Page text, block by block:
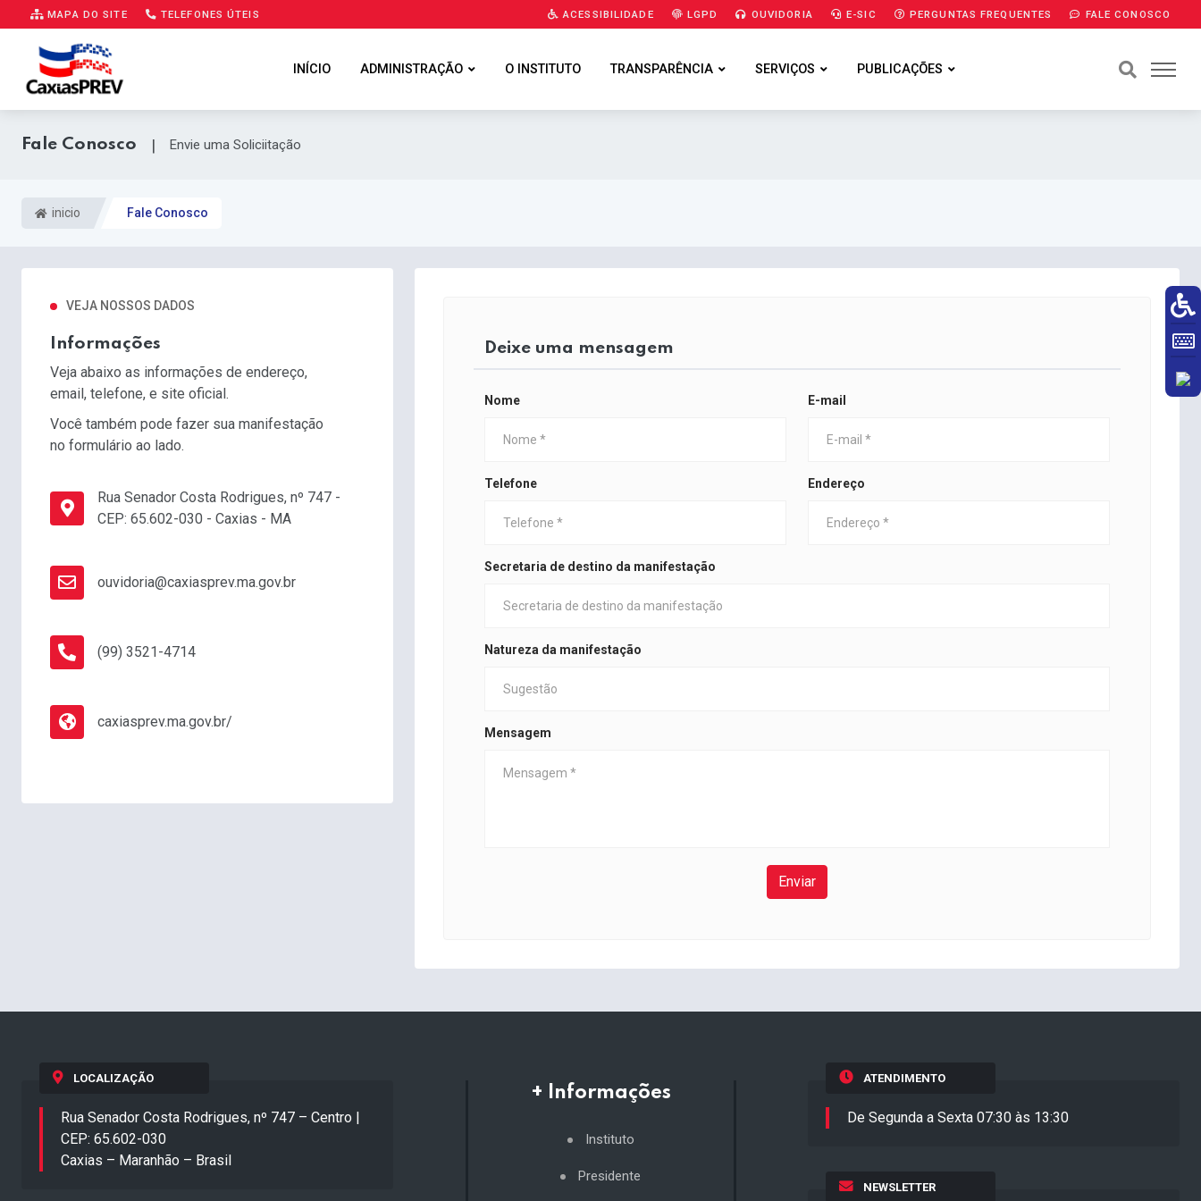
MAPA DO SITE TELEFONES ÚTEIS ACESSIBILIDADE LGPD OUVIDORIA E-SIC PERGUNTAS FREQUENTES FALE CONOSCO
INÍCIO ADMINISTRAÇÃO O INSTITUTO TRANSPARÊNCIA SERVIÇOS PUBLICAÇÕES
Fale Conosco | Envie uma Soliciitação
inicio Fale Conosco
VEJA NOSSOS DADOS
Informações
Veja abaixo as informações de endereço,
email, telefone, e site oficial.
Você também pode fazer sua manifestação
no formulário ao lado.
Rua Senador Costa Rodrigues, nº 747 -
CEP: 65.602-030 - Caxias - MA
ouvidoria@caxiasprev.ma.gov.br
(99) 3521-4714
caxiasprev.ma.gov.br/
Deixe uma mensagem
Nome E-mail
Telefone Endereço
Secretaria de destino da manifestação
Natureza da manifestação
Mensagem
Enviar
LOCALIZAÇÃO
Rua Senador Costa Rodrigues, nº 747 – Centro |
CEP: 65.602-030
Caxias – Maranhão – Brasil
+ Informações
Instituto
Presidente
ATENDIMENTO
De Segunda a Sexta 07:30 às 13:30
NEWSLETTER